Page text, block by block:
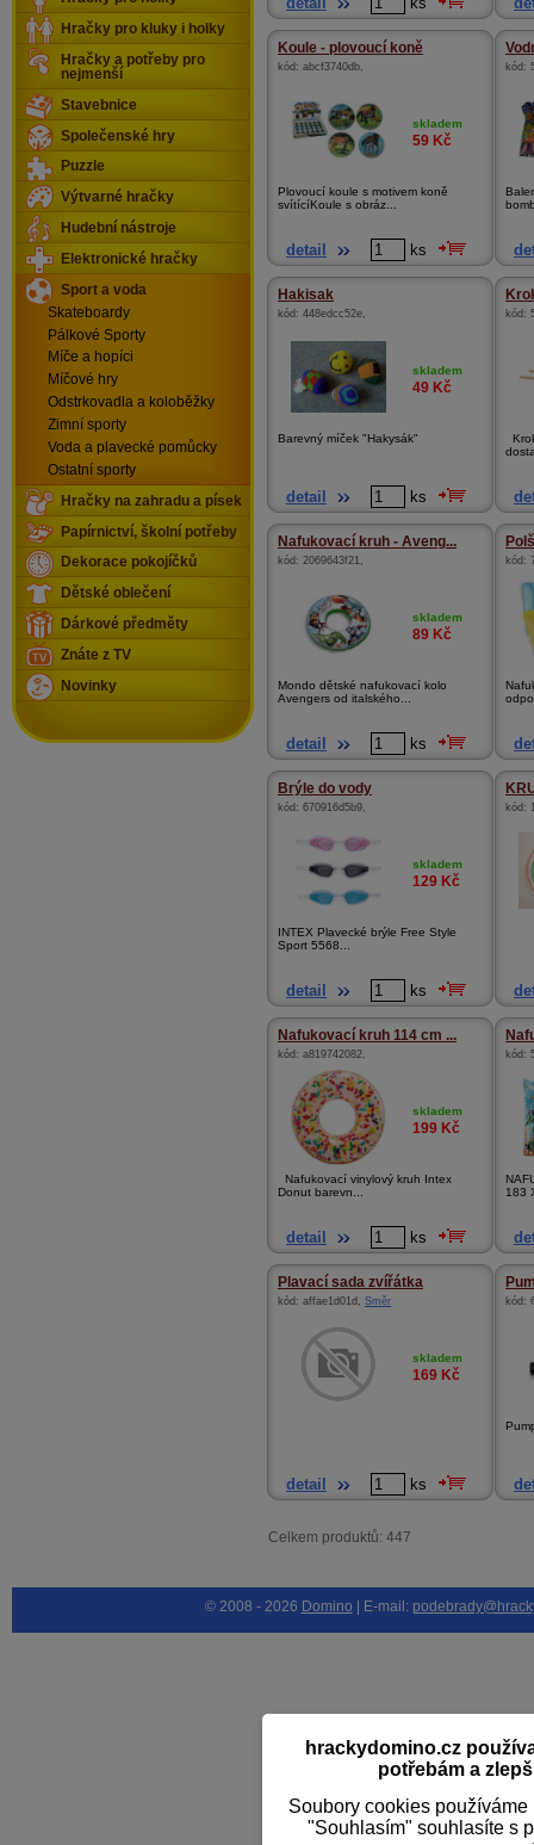
Koule - plovoucí koně
kód: abcf3740db,
skladem
59 Kč
Plovoucí koule s motivem koně
svítícíKoule s obráz...
detail ks
kód:
Hakisak
kód: 448edcc52e,
skladem
49 Kč
Barevný míček "Hakysák"
detail ks
kód:
Nafukovací kruh - Aveng...
kód: 2069643f21,
skladem
89 Kč
Mondo dětské nafukovací kolo
Avengers od italského...
detail ks
kód:
Brýle do vody
kód: 670916d5b9,
skladem
129 Kč
INTEX Plavecké brýle Free Style
Sport 5568...
detail ks
kód:
Nafukovací kruh 114 cm ...
kód: a819742082,
skladem
199 Kč
Nafukovací vinylový kruh Intex
Donut barevn...
detail ks
kód:
183
Plavací sada zvířátka
kód: affae1d01d , Směr
skladem
169 Kč
detail ks
kód:
Celkem produktů: 447
Hračky pro kluky i holky
Hračky a potřeby pro
nejmenší
Stavebnice
Společenské hry
Puzzle
Výtvarné hračky
Hudební nástroje
Elektronické hračky
Sport a voda
Skateboardy
Pálkové Sporty
Míče a hopíci
Míčové hry
Odstrkovadla a koloběžky
Zimní sporty
Voda a plavecké pomůcky
Ostatní sporty
Hračky na zahradu a písek
Papírnictví, školní potřeby
Dekorace pokojíčků
Dětské oblečení
Dárkové předměty
Znáte z TV
Novinky
hrackydomino.cz
potřebám a
Soubory cookies
"Souhlasím" souhlasíte s
© 2008 - 2026 Domino | E-mail: